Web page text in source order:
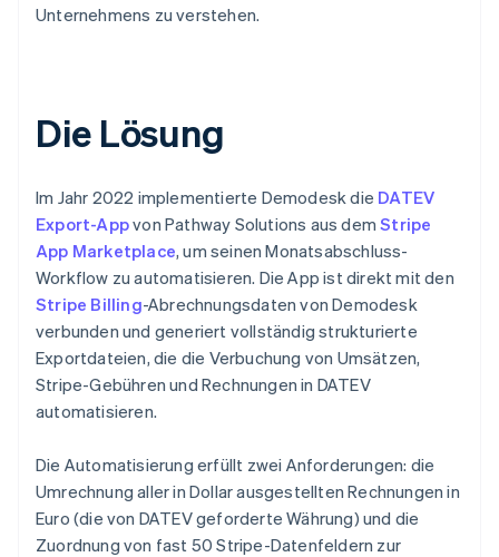
Unternehmens zu verstehen.
Die Lösung
Im Jahr 2022 implementierte Demodesk die DATEV
Export-Appvon Pathway Solutions aus demStripe
App Marketplace, um seinen Monatsabschluss-
Workflow zu automatisieren. Die App ist direkt mit den
Stripe Billing-Abrechnungsdaten von Demodesk
verbunden und generiert vollständig strukturierte
Exportdateien, die die Verbuchung von Umsätzen,
Stripe-Gebühren und Rechnungen in DATEV
automatisieren.
Die Automatisierung erfüllt zwei Anforderungen: die
Umrechnung aller in Dollar ausgestellten Rechnungen in
Euro (die von DATEV geforderte Währung) und die
Zuordnung von fast 50 Stripe-Datenfeldern zur